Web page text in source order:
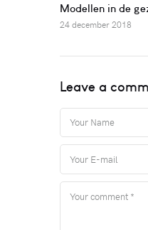
Modellen in de
24 december 2018
Leave a